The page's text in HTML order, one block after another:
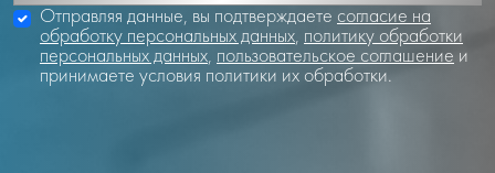
Отправляя данные, вы подтверждаете согласие на
обработку персональных данных, политику обработки
персональных данных, пользовательское соглашение и
принимаете условия политики их обработки.